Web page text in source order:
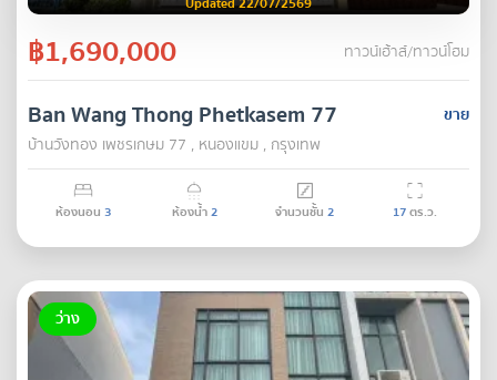
฿1,690,000 ทาวน์เฮ้าส์/ทาวน์โฮม
ขาย
Ban Wang Thong Phetkasem 77
บ้านวังทอง เพชรเกษม 77 , หนองแขม , กรุงเทพ
ห้องนอน 3 ห้องน้ำ2 จำนวนชั้น 2 17ตร.ว.
ว่าง